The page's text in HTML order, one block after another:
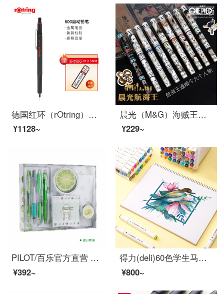
德国红环（rOtring）自动铅笔 600系列黑色0.5mm 全金属笔身专业绘图
¥1128~
晨光（M&G）海贼王限定中性笔0.5mm直液式走珠笔黑色航海王限量签字笔学生用大容量水笔3倍速干笔 通缉令/黑色/9支(整套人物)
¥229~
PILOT/百乐官方直营 夏日限定组合套装 中性笔摩磨擦水性笔铅笔套装 P500 V5 夏日物语套装
¥392~
得力(deli)60色学生马克笔套装 双头速干儿童水彩笔双头绘画彩笔手绘漫画笔设计绘画记号笔 工具箱70801-60
¥800~